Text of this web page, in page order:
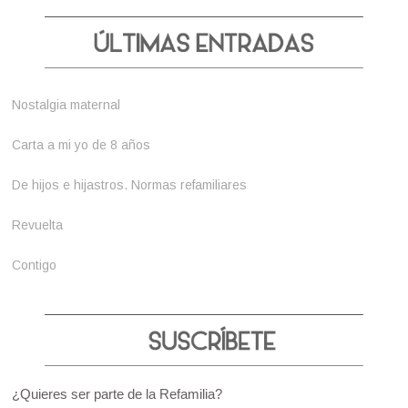
Nostalgia maternal
Carta a mi yo de 8 años
De hijos e hijastros. Normas refamiliares
Revuelta
Contigo
¿Quieres ser parte de la Refamilia?